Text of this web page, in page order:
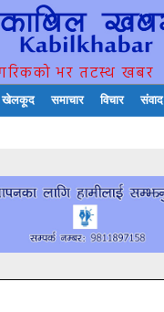
भर तटस्थ खबर
खेलकूद समाचार विचार संवाद